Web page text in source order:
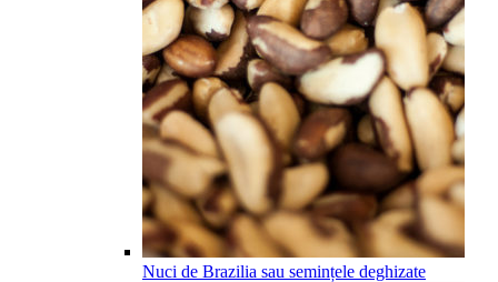
Nuci de Brazilia sau semințele deghizate